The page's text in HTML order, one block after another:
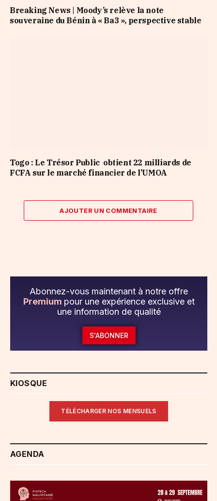
Breaking News | Moody’s relève la note
souveraine du Bénin à « Ba3 », perspective stable
Togo : Le Trésor Public obtient 22 milliards de
FCFA sur le marché financier de l’UMOA
AJOUTER UN COMMENTAIRE
Abonnez-vous maintenant à notre offre
Premium pour une expérience exclusive et
une information de qualité
S'ABONNER
KIOSQUE
TÉLÉCHARGER NOS MENSUELS
AGENDA